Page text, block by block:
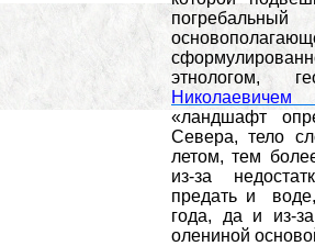
этнологом,
Николаевичем
«ландшафт
Севера, тело
летом, тем
из-за
предать и
года, да и из-
олениной